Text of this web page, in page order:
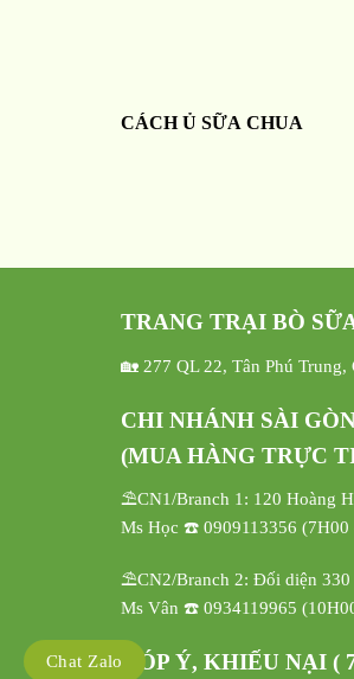
CÁCH Ủ SỮA CHUA
TRANG TRẠI BÒ
🏡 277 QL 22, Tân Phú
CHI NHÁNH SÀI
(MUA HÀNG TRỰC
⛱️CN1/Branch 1: 120 Hoàng
Ms Học ☎️ 0909113356
⛱️CN2/Branch 2: Đối diện 330
Ms Vân ☎️ 0934119965
GÓP Ý, KHIẾU NẠI (
Chat Zalo